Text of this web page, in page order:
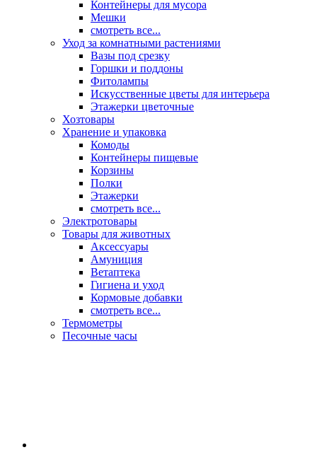
Контейнеры для мусора
Мешки
смотреть все...
Уход за комнатными растениями
Вазы под срезку
Горшки и поддоны
Фитолампы
Искусственные цветы для интерьера
Этажерки цветочные
Хозтовары
Хранение и упаковка
Комоды
Контейнеры пищевые
Корзины
Полки
Этажерки
смотреть все...
Электротовары
Товары для животных
Аксессуары
Амуниция
Ветаптека
Гигиена и уход
Кормовые добавки
смотреть все...
Термометры
Песочные часы